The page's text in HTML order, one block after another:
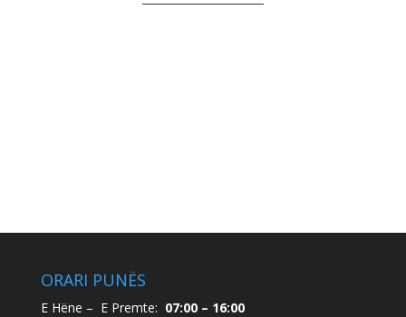
ORARI PUNËS
E Hëne – E Premte: 07:00 – 16:00